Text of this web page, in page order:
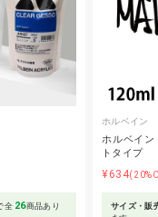
全 26商品あり
ホルベイン
ホルベイン
トタイプ
¥634
サイズ・販